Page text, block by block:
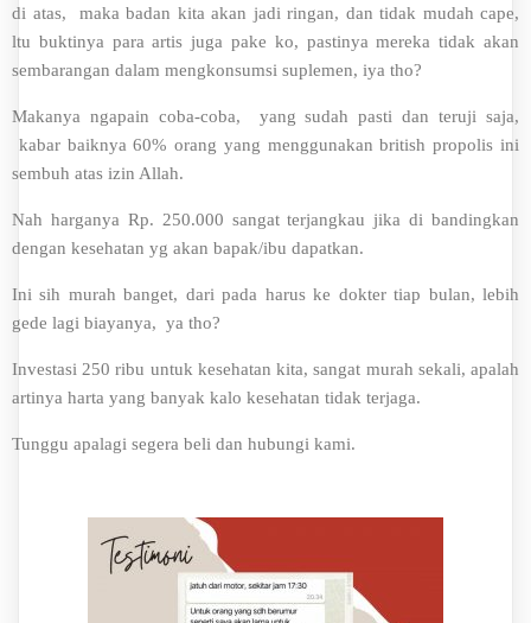
di atas, maka badan kita akan jadi ringan, dan tidak mudah cape,
ltu buktinya para artis juga pake ko, pastinya mereka tidak akan
sembarangan dalam mengkonsumsi suplemen, iya tho?
Makanya ngapain coba-coba, yang sudah pasti dan teruji saja,
kabar baiknya 60% orang yang menggunakan british propolis ini
sembuh atas izin Allah.
Nah harganya Rp. 250.000 sangat terjangkau jika di bandingkan
dengan kesehatan yg akan bapak/ibu dapatkan.
Ini sih murah banget, dari pada harus ke dokter tiap bulan, lebih
gede lagi biayanya, ya tho?
Investasi 250 ribu untuk kesehatan kita, sangat murah sekali, apalah
artinya harta yang banyak kalo kesehatan tidak terjaga.
Tunggu apalagi segera beli dan hubungi kami.